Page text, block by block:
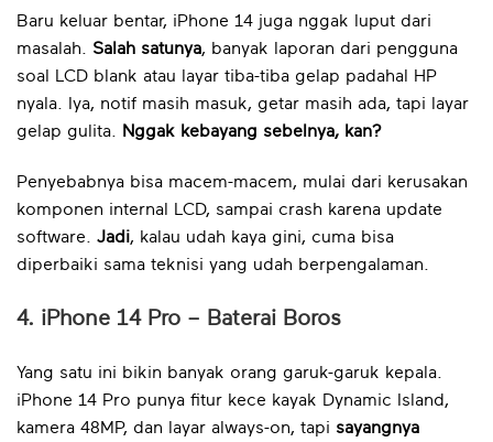
Baru keluar bentar, iPhone 14 juga nggak luput dari
masalah. Salah satunya, banyak laporan dari pengguna
soal LCD blank atau layar tiba-tiba gelap padahal HP
nyala. Iya, notif masih masuk, getar masih ada, tapi layar
gelap gulita.
Nggak kebayang sebelnya, kan?
Penyebabnya bisa macem-macem, mulai dari kerusakan
komponen internal LCD, sampai crash karena update
software. Jadi, kalau udah kaya gini, cuma bisa
diperbaiki sama teknisi yang udah berpengalaman.
4. iPhone 14 Pro – Baterai Boros
Yang satu ini bikin banyak orang garuk-garuk kepala.
iPhone 14 Pro punya fitur kece kayak Dynamic Island,
kamera 48MP, dan layar always-on, tapi sayangnya